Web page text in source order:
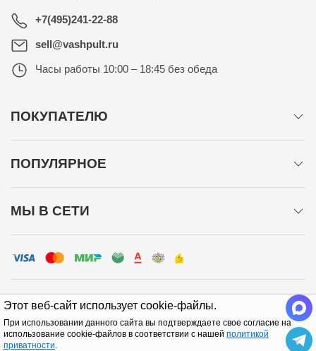
Этот веб-сайт использует cookie-файлы.
При использовании данного сайта вы подтверждаете свое согласие на
использование cookie-файлов в соответствии с нашей политикой
приватности.
+7(495)241-22-88
sell@vashpult.ru
Часы работы 10:00 – 18:45 без обеда
ПОКУПАТЕЛЮ
ПОПУЛЯРНОЕ
МЫ В СЕТИ
Политика конфиденциальности